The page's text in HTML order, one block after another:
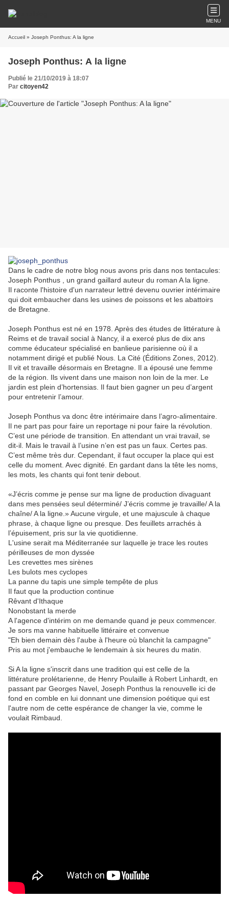
MENU
Accueil » Joseph Ponthus: A la ligne
Joseph Ponthus: A la ligne
Publié le 21/10/2019 à 18:07
Par citoyen42
Dans le cadre de notre blog nous avons pris dans nos tentacules:
Joseph Ponthus , un grand gaillard auteur du roman A la ligne.
Il raconte l'histoire d'un narrateur lettré devenu ouvrier intérimaire
qui doit embaucher dans les usines de poissons et les abattoirs
de Bretagne.
Joseph Ponthus est né en 1978. Après des études de littérature à
Reims et de travail social à Nancy, il a exercé plus de dix ans
comme éducateur spécialisé en banlieue parisienne où il a
notamment dirigé et publié Nous. La Cité (Éditions Zones, 2012).
Il vit et travaille désormais en Bretagne. Il a épousé une femme
de la région. Ils vivent dans une maison non loin de la mer. Le
jardin est plein d’hortensias. Il faut bien gagner un peu d’argent
pour entretenir l’amour.
Joseph Ponthus va donc être intérimaire dans l’agro-alimentaire.
Il ne part pas pour faire un reportage ni pour faire la révolution.
C’est une période de transition. En attendant un vrai travail, se
dit-il. Mais le travail à l’usine n’en est pas un faux. Certes pas.
C’est même très dur. Cependant, il faut occuper la place qui est
celle du moment. Avec dignité. En gardant dans la tête les noms,
les mots, les chants qui font tenir debout.
«J’écris comme je pense sur ma ligne de production divaguant
dans mes pensées seul déterminé/ J’écris comme je travaille/ A la
chaîne/ A la ligne.» Aucune virgule, et une majuscule à chaque
phrase, à chaque ligne ou presque. Des feuillets arrachés à
l’épuisement, pris sur la vie quotidienne.
L'usine serait ma Méditerranée sur laquelle je trace les routes
périlleuses de mon dyssée
Les crevettes mes sirènes
Les bulots mes cyclopes
La panne du tapis une simple tempête de plus
Il faut que la production continue
Rêvant d'Ithaque
Nonobstant la merde
A l'agence d'intérim on me demande quand je peux commencer.
Je sors ma vanne habituelle littéraire et convenue
"Eh bien demain dès l'aube à l'heure où blanchit la campagne"
Pris au mot j'embauche le lendemain à six heures du matin.
Si A la ligne s'inscrit dans une tradition qui est celle de la
littérature prolétarienne, de Henry Poulaille à Robert Linhardt, en
passant par Georges Navel, Joseph Ponthus la renouvelle ici de
fond en comble en lui donnant une dimension poétique qui est
l'autre nom de cette espérance de changer la vie, comme le
voulait Rimbaud.